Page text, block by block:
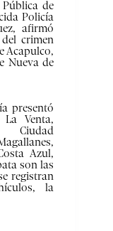
de
Policía
afirmó
crimen
Acapulco,
Nueva de
presentó
Venta,
Ciudad
Azul,
son las
registran
la